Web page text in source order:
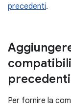
precedenti.
precedenti
Per fornire la